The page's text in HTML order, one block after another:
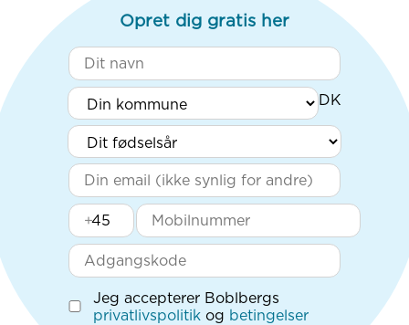
Opret dig gratis her
+
Jeg accepterer Boblbergs
privatlivspolitik og betingelser